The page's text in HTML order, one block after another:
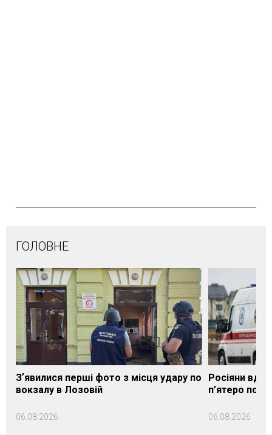
ГОЛОВНЕ
Зʼявилися перші фото з місця удару по
вокзалу в Лозовій
06.08.2026
Росіяни
п’ятеро
06.08.2026